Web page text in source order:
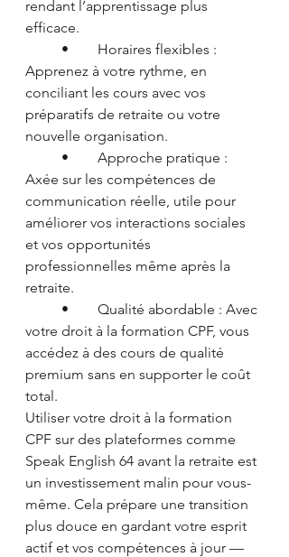
rendant l’apprentissage plus
efficace.
Apprenez à votre rythme, en
conciliant les cours avec vos
préparatifs de retraite ou votre
nouvelle organisation.
Axée sur les compétences de
communication réelle, utile pour
améliorer vos interactions sociales
et vos opportunités
professionnelles même après la
retraite.
votre droit à la formation CPF, vous
accédez à des cours de qualité
premium sans en supporter le coût
total.
Utiliser votre droit à la formation
CPF sur des plateformes comme
Speak English 64 avant la retraite est
un investissement malin pour vous-
même. Cela prépare une transition
plus douce en gardant votre esprit
actif et vos compétences à jour —